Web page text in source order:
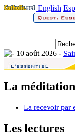
English
10 août 2026 -
La méditation
La recevoir par
Les lectures